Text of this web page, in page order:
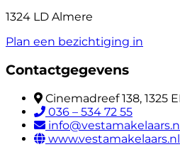
1324 LD Almere
Plan een bezichtiging in
Contactgegevens
Cinemadreef 138, 1325
036 – 534 72 55
www.vestamakelaars.nl